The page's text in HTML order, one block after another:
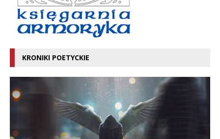
KRONIKI POETYCKIE